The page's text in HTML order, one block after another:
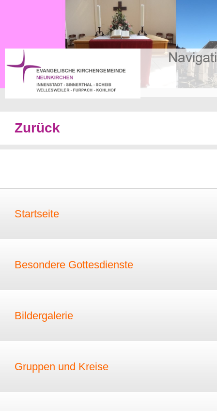
Zurück
Startseite
Besondere Gottesdienste
Bildergalerie
Gruppen und Kreise